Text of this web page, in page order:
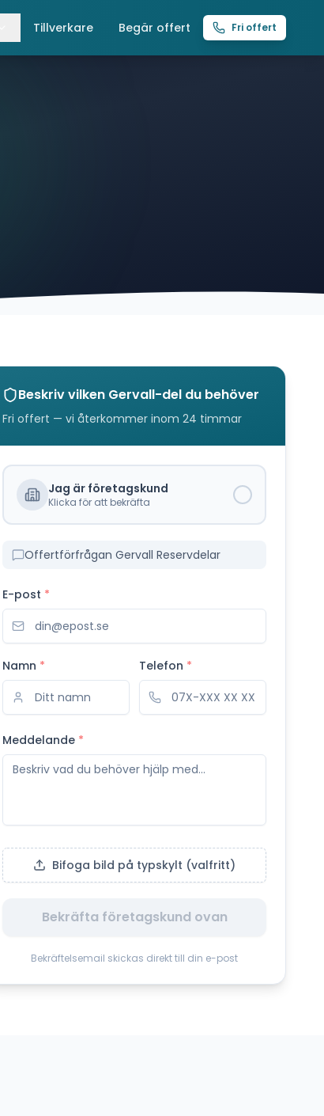
Tillverkare Begär offert Fri offert
Beskriv vilken Gervall-del du behöver
Fri offert — vi återkommer inom 24 timmar
Jag är företagskund
Klicka för att bekräfta
Offertförfrågan Gervall Reservdelar
E-post *
Namn * Telefon *
Meddelande *
Bifoga bild på typskylt (valfritt)
Bekräfta företagskund ovan
Bekräftelsemail skickas direkt till din e-post